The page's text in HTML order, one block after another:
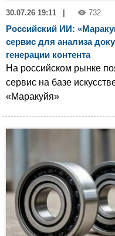
30.07.26 19:11 732
Российский ИИ:
сервис для анализа
генерации контента
На российском рынке
сервис на базе
«Маракуйя»